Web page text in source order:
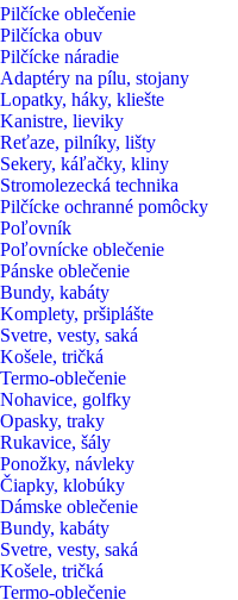
Pilčícke oblečenie
Pilčícka obuv
Pilčícke náradie
Adaptéry na pílu, stojany
Lopatky, háky, kliešte
Kanistre, lieviky
Reťaze, pilníky, lišty
Sekery, káľačky, kliny
Stromolezecká technika
Pilčícke ochranné pomôcky
Poľovník
Poľovnícke oblečenie
Pánske oblečenie
Bundy, kabáty
Komplety, pršiplášte
Svetre, vesty, saká
Košele, tričká
Termo-oblečenie
Nohavice, golfky
Opasky, traky
Rukavice, šály
Ponožky, návleky
Čiapky, klobúky
Dámske oblečenie
Bundy, kabáty
Svetre, vesty, saká
Košele, tričká
Termo-oblečenie